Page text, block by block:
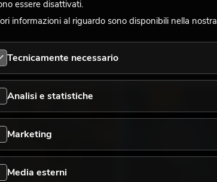
essere disattivati.
informazioni al riguardo sono disponibili nella nostra
Tecnicamente necessario
Analisi e statistiche
Marketing
Media esterni